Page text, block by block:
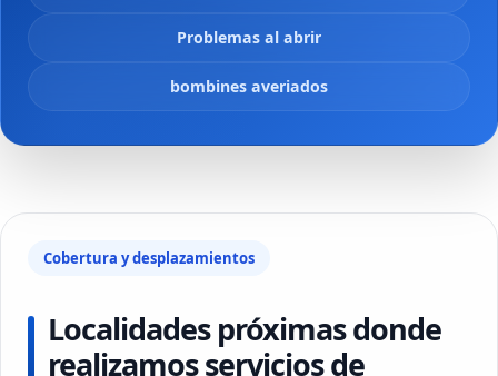
Problemas al abrir
bombines averiados
Cobertura y desplazamientos
Localidades próximas donde
realizamos servicios de